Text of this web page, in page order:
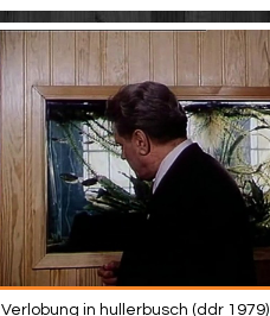
Verlobung in hullerbusch (ddr 1979)